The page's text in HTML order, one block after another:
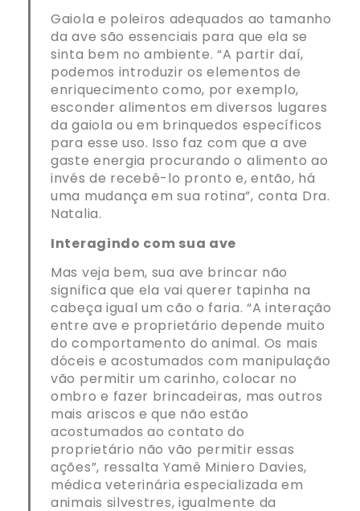
Gaiola e poleiros adequados ao tamanho
da ave são essenciais para que ela se
sinta bem no ambiente. “A partir daí,
podemos introduzir os elementos de
enriquecimento como, por exemplo,
esconder alimentos em diversos lugares
da gaiola ou em brinquedos específicos
para esse uso. Isso faz com que a ave
gaste energia procurando o alimento ao
invés de recebê-lo pronto e, então, há
uma mudança em sua rotina”, conta Dra.
Natalia.
Interagindo com sua ave
Mas veja bem, sua ave brincar não
significa que ela vai querer tapinha na
cabeça igual um cão o faria. “A interação
entre ave e proprietário depende muito
do comportamento do animal. Os mais
dóceis e acostumados com manipulação
vão permitir um carinho, colocar no
ombro e fazer brincadeiras, mas outros
mais ariscos e que não estão
acostumados ao contato do
proprietário não vão permitir essas
ações”, ressalta Yamê Miniero Davies,
médica veterinária especializada em
animais silvestres, igualmente da